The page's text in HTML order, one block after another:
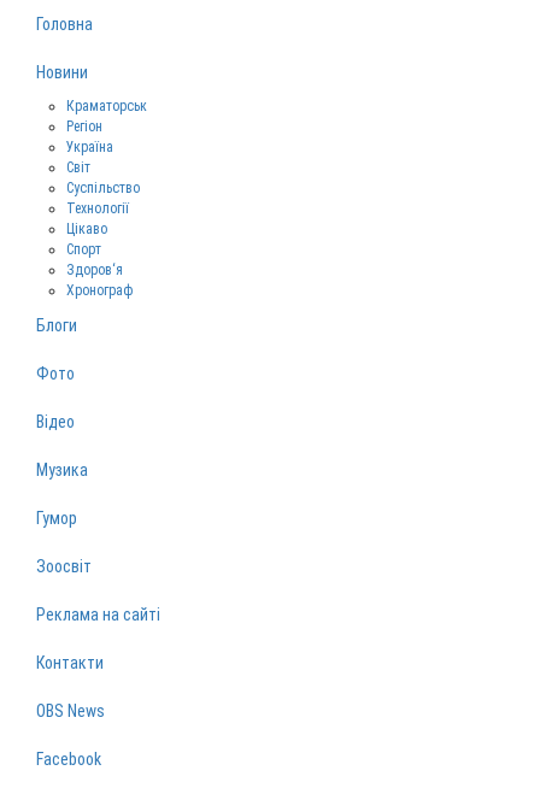
Головна
Новини
Краматорськ
Регіон
Україна
Світ
Суспільство
Технології
Цікаво
Спорт
Здоров‘я
Хронограф
Блоги
Фото
Відео
Музика
Гумор
Зоосвіт
Реклама на сайті
Контакти
OBS News
Facebook